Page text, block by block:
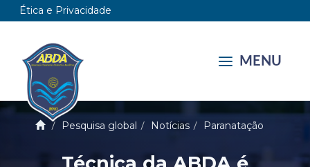
Ética e Privacidade
MENU
Pesquisa global Notícias Paranatação